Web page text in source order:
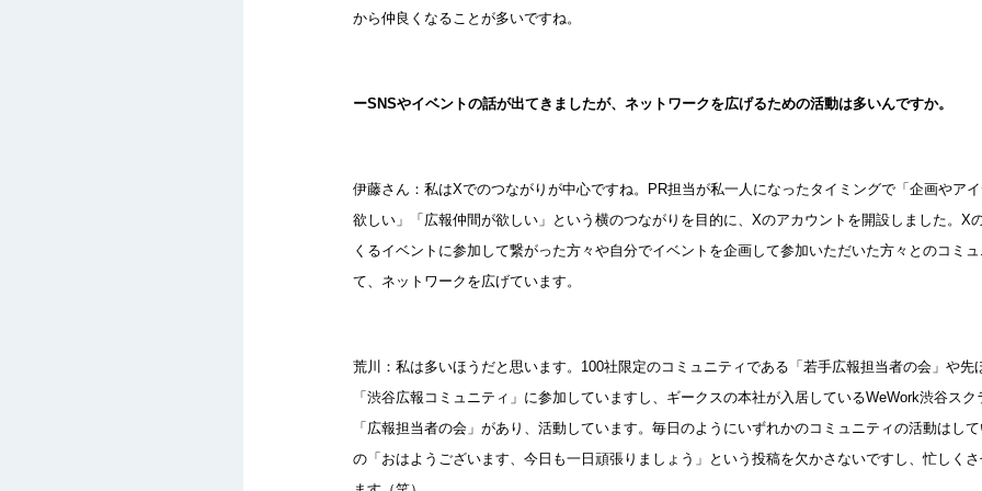
から仲良くなることが多いですね。
ーSNSやイベントの話が出てきましたが、ネットワークを広げるための活動は多いんですか。
伊藤さん：私はXでのつながりが中心ですね。PR担当が私一人になったタイミングで「企画やア
欲しい」「広報仲間が欲しい」という横のつながりを目的に、Xのアカウントを開設しました。X
くるイベントに参加して繋がった方々や自分でイベントを企画して参加いただいた方々とのコミ
て、ネットワークを広げています。
荒川：私は多いほうだと思います。100社限定のコミュニティである「若手広報担当者の会」や先
「渋谷広報コミュニティ」に参加していますし、ギークスの本社が入居しているWeWork渋谷ス
「広報担当者の会」があり、活動しています。毎日のようにいずれかのコミュニティの活動はし
の「おはようございます、今日も一日頑張りましょう」という投稿を欠かさないですし、忙しく